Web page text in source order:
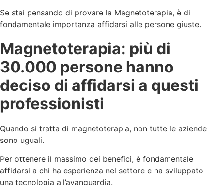
Se stai pensando di provare la Magnetoterapia, è di
fondamentale importanza affidarsi alle persone giuste.
Magnetoterapia: più di
30.000 persone hanno
deciso di affidarsi a questi
professionisti
Quando si tratta di magnetoterapia, non tutte le aziende
sono uguali.
Per ottenere il massimo dei benefici, è fondamentale
affidarsi a chi ha esperienza nel settore e ha sviluppato
una tecnologia all’avanguardia.